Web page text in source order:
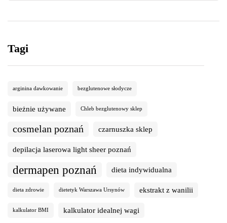
Tagi
arginina dawkowanie bezglutenowe słodycze
bieżnie używane Chleb bezglutenowy sklep
cosmelan poznań czarnuszka sklep
depilacja laserowa light sheer poznań
dermapen poznań dieta indywidualna
dieta zdrowie dietetyk Warszawa Ursynów ekstrakt z wanilii
kalkulator BMI kalkulator idealnej wagi